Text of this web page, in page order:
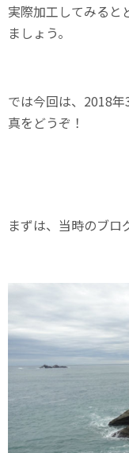
実際加工してみると
ましょう。
では今回は、2018
真をどうぞ！
まずは、当時のブロ